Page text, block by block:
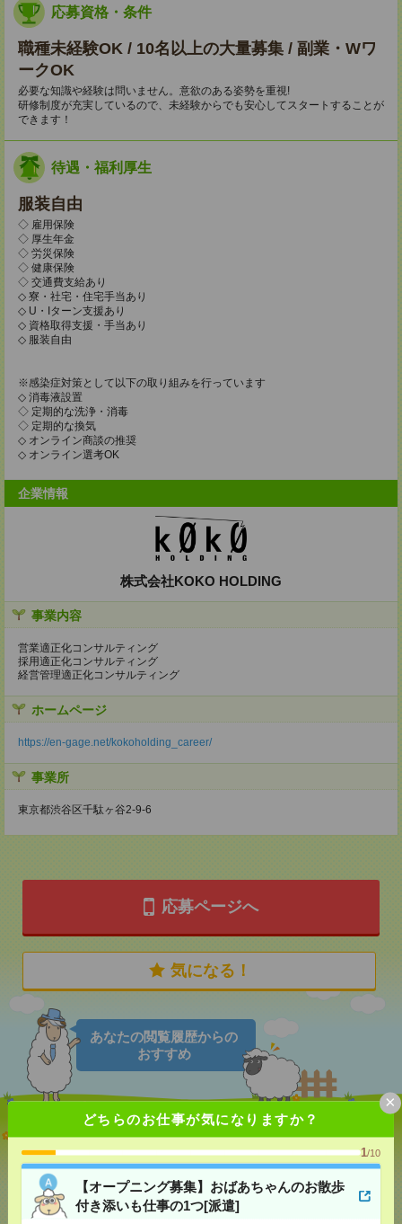
どちらのお仕事が気になりますか？
1/10
【オープニング募集】おばあちゃんのお散歩
付き添いも仕事の1つ[派遣]
×
応募資格・条件
職種未経験OK / 10名以上の大量募集 / 副業・Wワ
ークOK
必要な知識や経験は問いません。意欲のある姿勢を重視!
研修制度が充実しているので、未経験からでも安心してスタートすることが
できます！
待遇・福利厚生
服装自由
◇ 雇用保険
◇ 厚生年金
◇ 労災保険
◇ 健康保険
◇ 交通費支給あり
◇ 寮・社宅・住宅手当あり
◇ U・Iターン支援あり
◇ 資格取得支援・手当あり
◇ 服装自由
※感染症対策として以下の取り組みを行っています
◇ 消毒液設置
◇ 定期的な洗浄・消毒
◇ 定期的な換気
◇ オンライン商談の推奨
◇ オンライン選考OK
企業情報
株式会社KOKO HOLDING
事業内容
営業適正化コンサルティング
採用適正化コンサルティング
経営管理適正化コンサルティング
ホームページ
https://en-gage.net/kokoholding_career/
事業所
東京都渋谷区千駄ヶ谷2-9-6
応募ページへ
気になる！
あなたの閲覧履歴からの
おすすめ
【オープニング募集】おばあちゃんのお散歩付き添
いも仕事の1つ[派遣]
[給 与]
無資格未経験：時給1500円～ ■週払い
OK ■扶養内OK ■日収1万2000円以上
[交通費]交通費全額支給